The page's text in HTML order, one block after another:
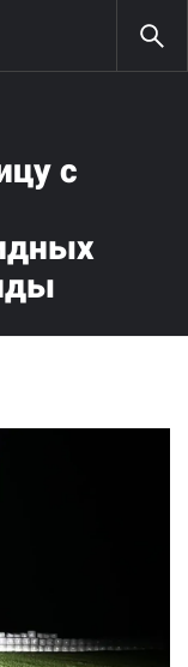
с
с
отписаться
нам на почту: